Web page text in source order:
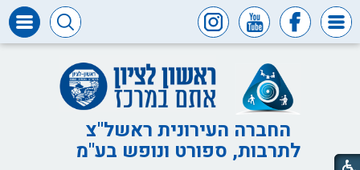
ומכרזים
חופש
המידע
דבר
ראש
החברה העירונית ראשל"צ
לתרבות, ספורט ונופש בע"מ